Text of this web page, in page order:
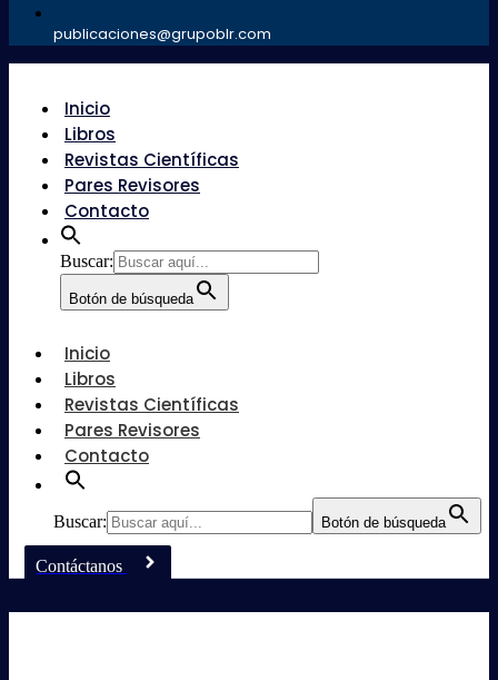
publicaciones@grupoblr.com
Inicio
Libros
Revistas Científicas
Pares Revisores
Contacto
Buscar:
Botón de búsqueda
Inicio
Libros
Revistas Científicas
Pares Revisores
Contacto
Buscar: Botón de búsqueda
Contáctanos